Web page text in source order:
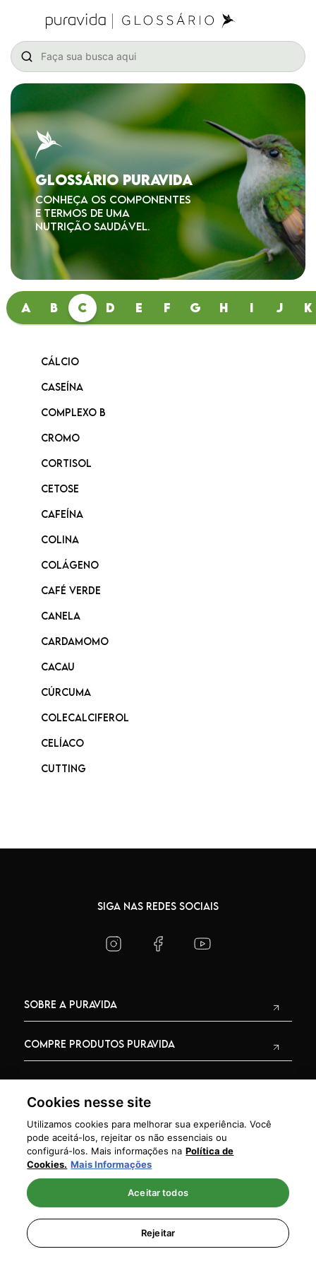
GLOSSÁRIO PURAVIDA
CONHEÇA OS COMPONENTES
E TERMOS DE UMA
NUTRIÇÃO SAUDÁVEL.
A B C D E F G H I J K
Cálcio
Caseína
Complexo B
Cromo
Cortisol
Cetose
Cafeína
Colina
Colágeno
Café Verde
Canela
Cardamomo
Cacau
Cúrcuma
Colecalciferol
Celíaco
Cutting
SIGA NAS REDES SOCIAIS
SOBRE A PURAVIDA
COMPRE PRODUTOS PURAVIDA
PURAVIDA PRIME
GLOSSÁRIO
Cookies nesse site
Utilizamos cookies para melhorar sua experiência. Você
pode aceitá-los, rejeitar os não essenciais ou
configurá-los. Mais informações na Política de
Cookies. Mais Informações
Rejeitar
Aceitar todos